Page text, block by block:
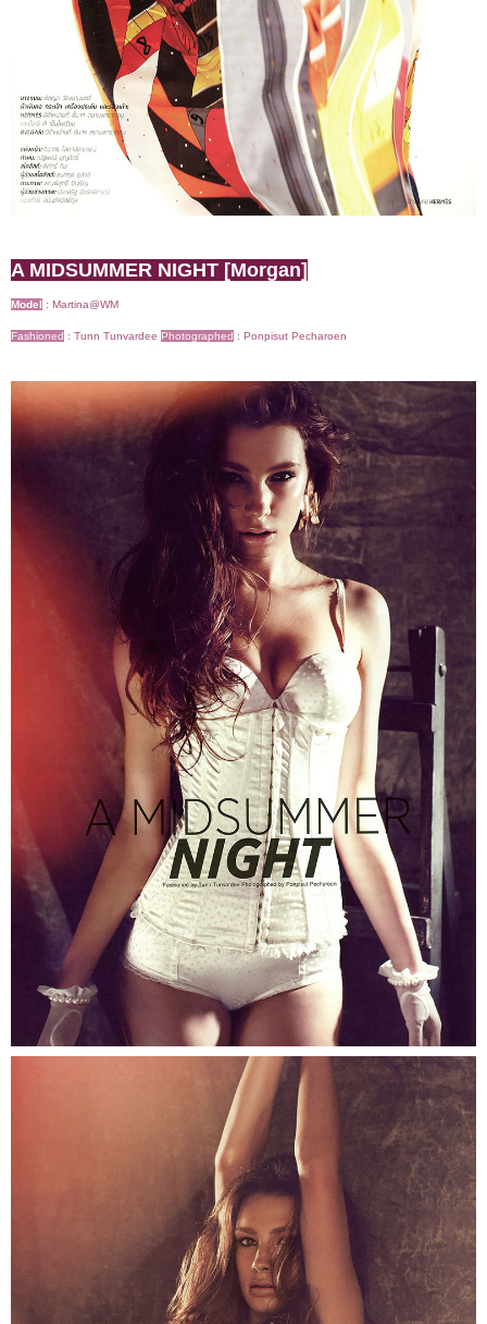
A MIDSUMMER NIGHT [Morgan]
Model : Martina@WM
Fashioned : Tunn Tunvardee Photographed : Ponpisut Pecharoen